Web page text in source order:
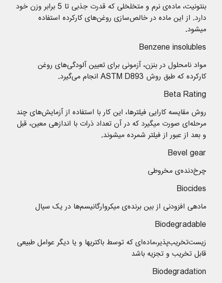
بنتونیت، ماده‌ی نرم و متخلخلی که قدرت جذبی تا 5 برابر وزن خود
دارد. از این ماده در خالص‌سازی روغن‌های کارکرده استفاده
میشود.
Benzene insolubles
مواد نامحلول در بنزن، آزمونی برای تعیین آلودگی‌های روغن
کارکرده که طبق روش ASTM D893 انجام می‌گیرد.
Beta Rating
روش مقایسه کارایی فیلترها، این کار با استفاده از آزمایش‌های چند
مرحله‌ای صورت میگیرد که در آن تعداد ذرات با اندازهی معین، قبل
و بعد از عبور از فیلتر شمرده میشوند.
Bevel gear
چرخ‌دنده‌ی مخروطی
Biocides
مادهی افزودنی از بین برنده‌ی میکروارگانیسم‌ها در یک سیال
Biodegradable
زیست‌تخریب‌پذیر،ماده‌ای که توسط باکتریها و یا دیگر عوامل طبیعی
قابل تخریب و تجزیه باشد
Biodegradation